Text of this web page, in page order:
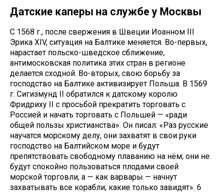
Датские каперы на службе у Москвы
С 1568 г., после свержения в Швеции Иоанном III
Эрика ХIV, ситуация на Балтике меняется. Во-первых,
нарастает польско-шведское сближение,
антимосковская политика этих стран в регионе
делается сходной. Во-вторых, свою борьбу за
господство на Балтике активизирует Польша. В 1569
г. Сигизмунд II обратился к датскому королю
Фридриху II с просьбой прекратить торговать с
Россией и начать торговать с Польшей — «ради
общей пользы христианства». Он писал: «Раз русские
научатся морскому делу, они захватят в свои руки
господство на Балтийском море и будут
препятствовать свободному плаванию на нём; они не
будут спокойно пользоваться плодами своей
морской торговли, а — как варвары — начнут
захватывать все корабли, какие только завидят». 6